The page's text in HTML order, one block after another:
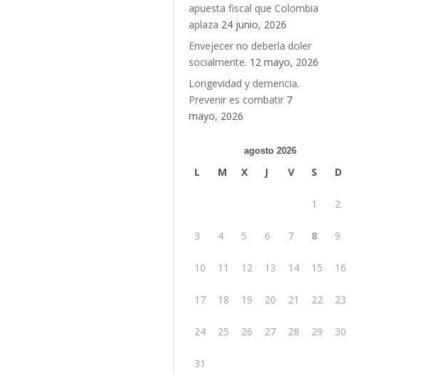
apuesta fiscal que Colombia
aplaza 24 junio, 2026
Envejecer no debería doler
socialmente. 12 mayo, 2026
Longevidad y demencia.
Prevenir es combatir 7
mayo, 2026
agosto 2026
L M X J V S D
1 2
3 4 5 6 7 8 9
10 11 12 13 14 15 16
17 18 19 20 21 22 23
24 25 26 27 28 29 30
31